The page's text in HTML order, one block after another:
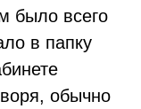
было всего
в папку
обычно